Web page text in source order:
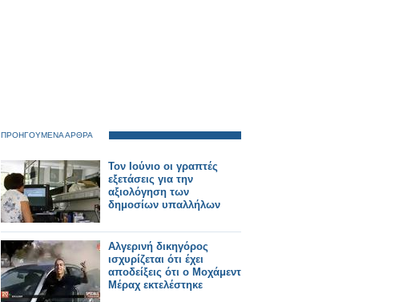
ΠΡΟΗΓΟΥΜΕΝΑ ΑΡΘΡΑ
Toν Ιούνιο οι γραπτές
εξετάσεις για την
αξιολόγηση των
δημοσίων υπαλλήλων
Αλγερινή δικηγόρος
ισχυρίζεται ότι έχει
αποδείξεις ότι ο Μοχάμεντ
Μέραχ εκτελέστηκε